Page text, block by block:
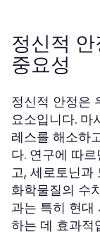
정신적
중요성
정신적 안정은
요소입니다. 마
레스를 해소하
다. 연구에 따
고, 세로토닌과
화학물질의 수
과는 특히 현대
하는 데 효과적